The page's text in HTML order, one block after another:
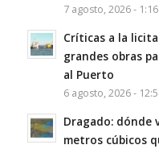
7 agosto, 2026 -
Críticas a la
grandes obras
al Puerto
6 agosto, 2026 -
Dragado: dónde
metros cúbicos